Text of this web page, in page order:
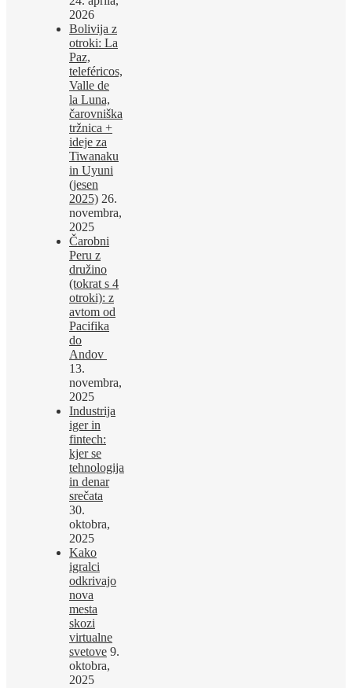
2026
Bolivija z
otroki: La
Paz,
teleféricos,
Valle de
la Luna,
čarovniška
tržnica +
ideje za
Tiwanaku
in Uyuni
(jesen
2025) 26.
novembra,
2025
Čarobni
Peru z
družino
(tokrat s 4
otroki): z
avtom od
Pacifika
do
Andov
13.
novembra,
2025
Industrija
iger in
fintech:
kjer se
tehnologija
in denar
srečata
30.
oktobra,
2025
Kako
igralci
odkrivajo
nova
mesta
skozi
virtualne
svetove 9.
oktobra,
2025